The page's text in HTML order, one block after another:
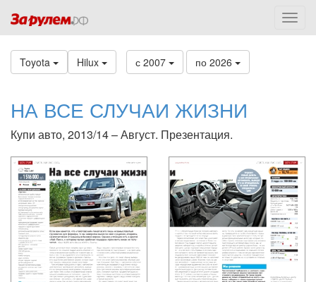
Toyota Hilux с 2007 по 2026
НА ВСЕ СЛУЧАИ ЖИЗНИ
Купи авто, 2013/14 – Август. Презентация.